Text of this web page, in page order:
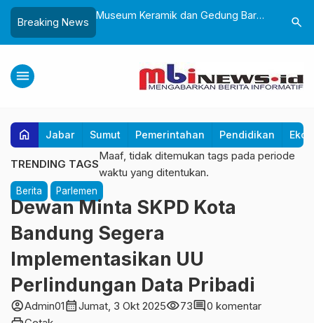
Breaking News
25 dengan Aksi
dan Alun-Alun
Museum Keramik dan Gedung Baru
Ponpes Al-Fath Perkuat Pelestarian
Budaya Nusantara
Lantik
Adaptif
search
menu
home Jabar Sumut Pemerintahan Pendidikan
TRENDING TAGS
Maaf, tidak ditemukan tags pada periode
waktu yang ditentukan.
Berita Parlemen
Dewan Minta SKPD Kota
Bandung Segera
Implementasikan UU
Perlindungan Data Pribadi
account_circleAdmin01calendar_monthJumat, 3 Okt 2025visibility73comment0 komentar